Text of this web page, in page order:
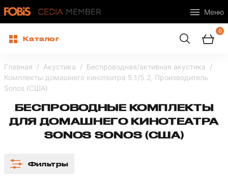
Меню
Каталог
0
Главная Акустика
Беспроводная/активная акустика
Комплекты домашнего кинотеатра 5.1/5.2, Производитель
Sonos (США)
БЕСПРОВОДНЫЕ КОМПЛЕКТЫ
ДЛЯ ДОМАШНЕГО КИНОТЕАТРА
SONOS SONOS (США)
Фильтры